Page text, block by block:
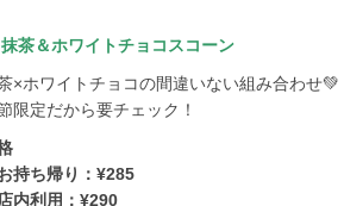
抹茶＆ホワイトチョコスコーン
×ホワイトチョコの間違いない組み合わせ💚
限定だから要チェック！
持ち帰り：¥285
内利用：¥290